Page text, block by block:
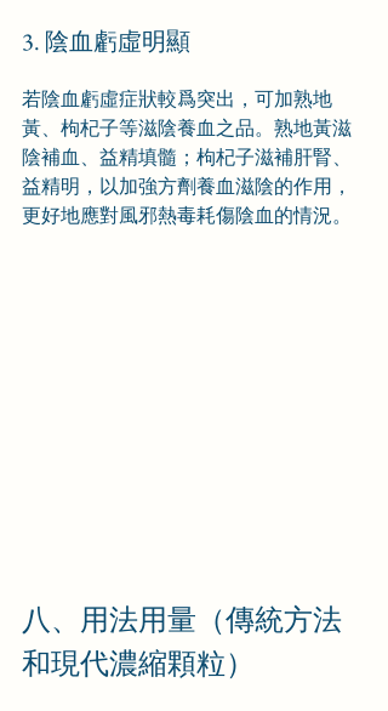
3. 陰血虧虛明顯
若陰血虧虛症狀較爲突出，可加熟地
黃、枸杞子等滋陰養血之品。熟地黃滋
陰補血、益精填髓；枸杞子滋補肝腎、
益精明，以加強方劑養血滋陰的作用，
更好地應對風邪熱毒耗傷陰血的情況。
八、用法用量（傳統方法
和現代濃縮顆粒）